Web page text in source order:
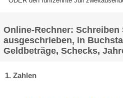
Online-Rechner: Schreiben
ausgeschrieben, in
Geldbeträge, Schecks,
1. Zahlen